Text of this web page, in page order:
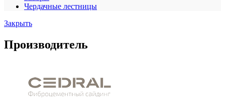
Чердачные лестницы
Закрыть
Производитель